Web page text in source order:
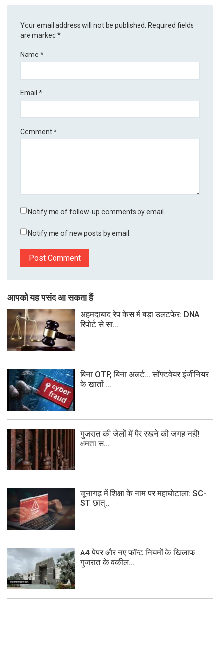
Your email address will not be published. Required fields
are marked*
Name*
Email*
Comment*
Notify me of follow-up comments by email.
Notify me of new posts by email.
आपको यह पसंद आ सकता हैं
अहमदाबाद रेप केस में बड़ा उलटफेर: DNA
रिपोर्ट से सा...
बिना OTP, बिना अलर्ट… सॉफ्टवेयर इंजीनियर
के खातों ...
गुजरात की जेलों में पैर रखने की जगह नहीं!
क्षमता स...
जूनागढ़ में शिक्षा के नाम पर महाघोटाला: SC-
ST छात्...
A4 पेपर और नए फॉन्ट नियमों के खिलाफ
गुजरात के वकील...